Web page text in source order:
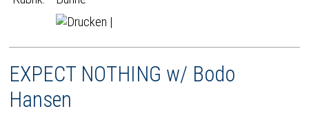
|
EXPECT NOTHING w/ Bodo
Hansen